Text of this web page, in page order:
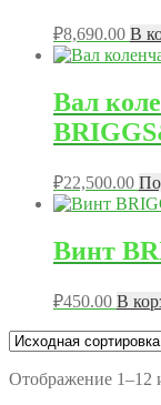
₽8,690.00 В
Вал
₽22,500.00
Винт
₽450.00 В
Отображение 1–12